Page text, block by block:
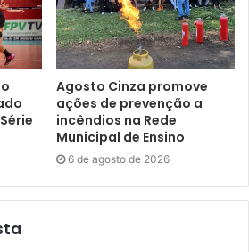
emergencial da criança e
Municipal não apenas na
público e na prevenção da
no apoio direto à população
vulnerabilidade.
Agosto Cinza promove
ações de prevenção a
incêndios na Rede
Municipal de Ensino
6 de agosto de 2026